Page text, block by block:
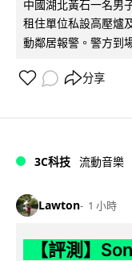
中國湖北黃石一名男
租住單位私設高壓爐
動鄰居報警。警方到
分享
3C科技 流動音樂
Lawton 1 小時
【評測】